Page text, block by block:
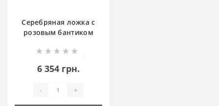
Серебряная ложка с
розовым бантиком
6 354 грн.
- +